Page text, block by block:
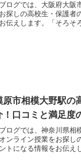
ログでは、大阪府大阪
探しの高校生・保護者
伝えします。「そろそ
原市相模大野駅の
！口コミと満足度
ログでは、神奈川県相
ンライン授業をお探し
トになる情報をお伝え